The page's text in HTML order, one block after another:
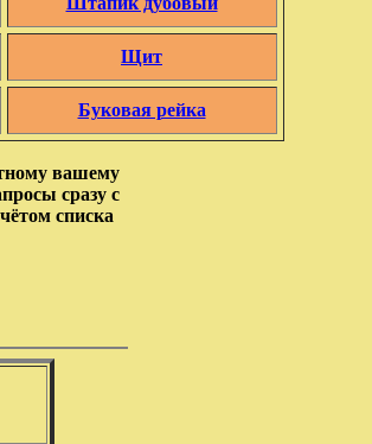
Щит
Буковая рейка
вашему
сразу с
списка